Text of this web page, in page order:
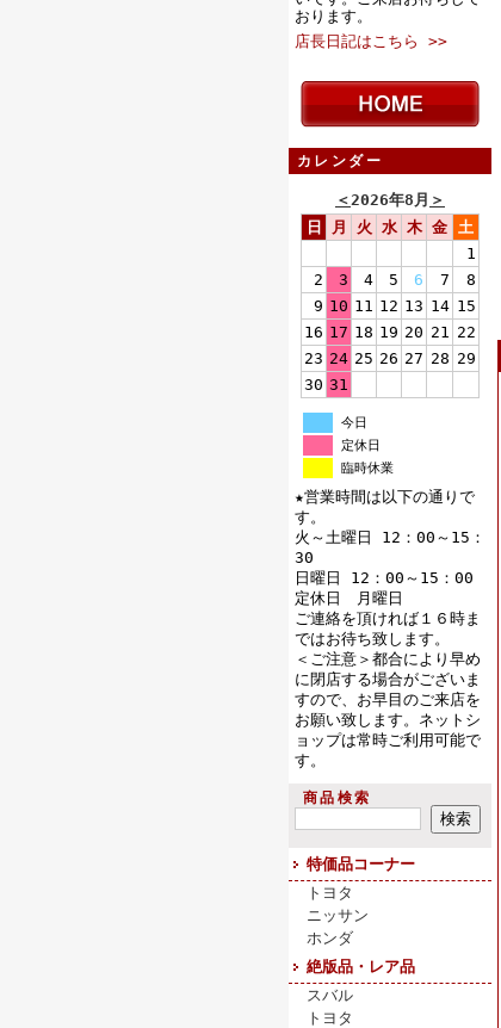
おります。
店長日記はこちら >>
カレンダー
＜2026年8月 ＞
日
月 火 水 木 金 土
1
2
3 4 5 6 7
8
9 10 11 12 13 14 15
16 17 18 19 20 21 22
23 24 25 26 27 28 29
30 31
今日
定休日
臨時休業
★営業時間は以下の通りで
す。
火～土曜日 12：00～15：
30
日曜日 12：00～15：00
定休日 月曜日
ご連絡を頂ければ１６時ま
ではお待ち致します。
＜ご注意＞都合により早め
に閉店する場合がございま
すので、お早目のご来店を
お願い致します。ネットシ
ョップは常時ご利用可能で
す。
商品検索
特価品コーナー
トヨタ
ニッサン
ホンダ
絶版品・レア品
スバル
トヨタ